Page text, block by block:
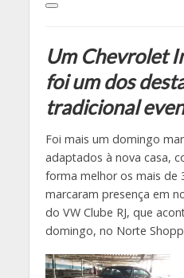
Um Chevrolet
foi um dos
tradicional
Foi mais um domingo
adaptados à nova casa,
forma melhor os mais de
marcaram presença em
do VW Clube RJ, que
domingo, no Norte